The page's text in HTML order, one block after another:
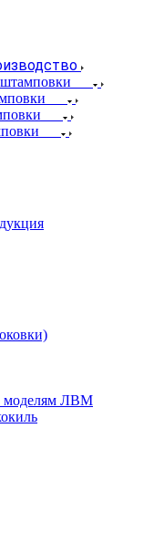
моделям ЛВМ